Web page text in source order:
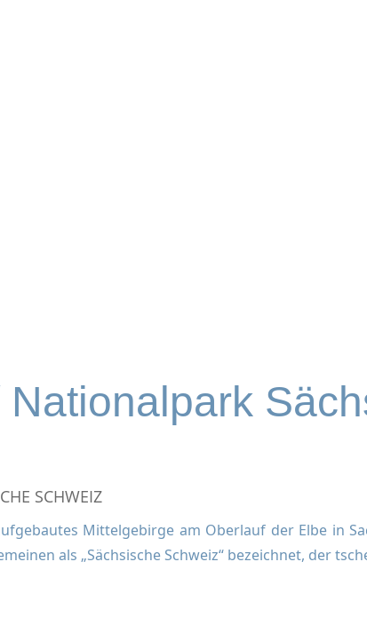
SCHWEIZ
Mittelgebirge am Oberlauf der Elbe in
als „Sächsische Schweiz“ bezeichnet, der